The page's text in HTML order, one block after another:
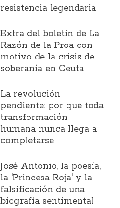
resistencia legendaria
Extra del boletín de La
Razón de la Proa con
motivo de la crisis de
soberanía en Ceuta
La revolución
pendiente: por qué toda
transformación
humana nunca llega a
completarse
José Antonio, la poesía,
la 'Princesa Roja' y la
falsificación de una
biografía sentimental